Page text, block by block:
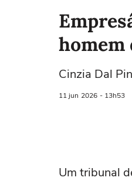
homem
Cinzia Dal
11 jun 2026 - 13h53
Um tribunal